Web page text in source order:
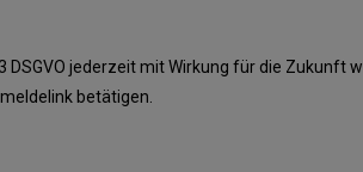
jederzeit mit Wirkung für die Zukunft
betätigen.